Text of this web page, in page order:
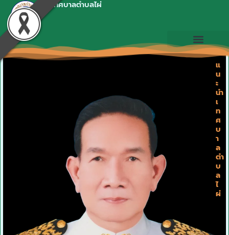
Skip
content
เทศบาลตำบลไผ่
แ
น
ะ
นำ
เ
ท
ศ
บ
า
ล
ตำ
บ
ล
ไ
ผ่